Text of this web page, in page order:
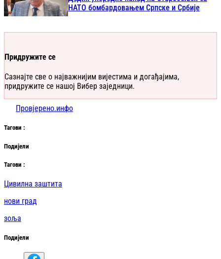
НАТО бомбардовањем Српске и Србије
Придружите се
Сазнајте све о најважнијим вијестима и догађајима,
придружите се нашој Вибер заједници.
Провјерено.инфо
Тагови :
Подијели
Тагови :
Цивилна заштита
нови град
зоља
Подијели